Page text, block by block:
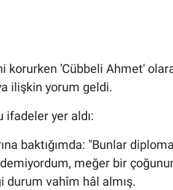
korurken 'Cübbeli Ahmet'
ilişkin yorum geldi.
ifadeler yer aldı:
baktığımda: "Bunlar
meğer bir
durum vahîm hâl almış.